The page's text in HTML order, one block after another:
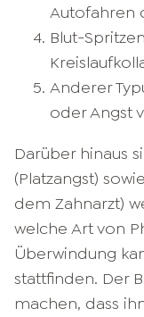
Autofahren
Blut-
Anderer
oder Angst
Darüber hinaus
(Platzangst)
dem Zahnarzt)
welche Art von
Überwindung
stattfinden. Der
machen, dass